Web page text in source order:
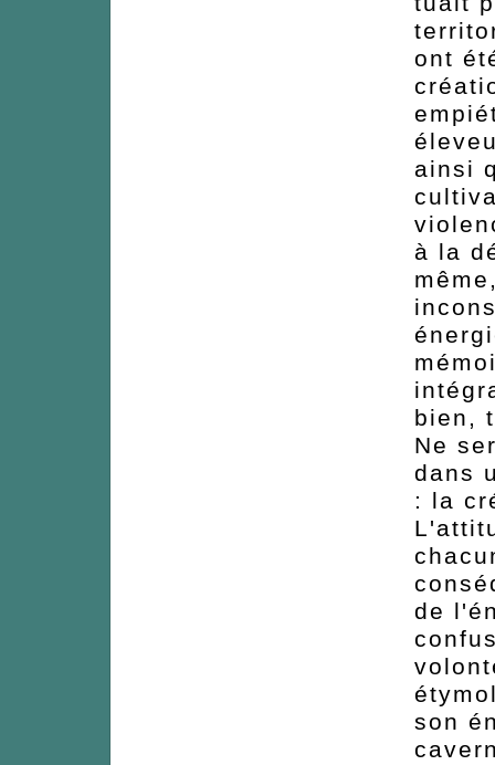
ont
ainsi
à la
bien,
Ne
dans
: la
de
son